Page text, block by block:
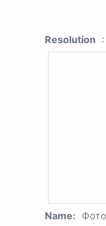
Resolution
Name: